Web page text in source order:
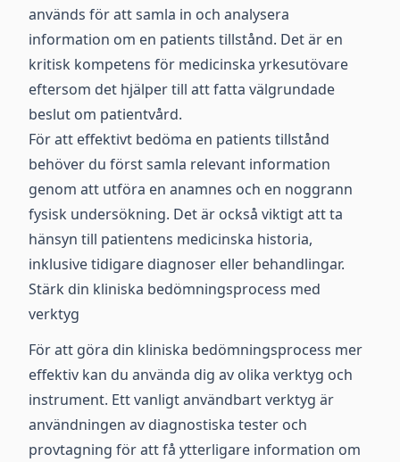
används för att samla in och analysera
information om en patients tillstånd. Det är en
kritisk kompetens för medicinska yrkesutövare
eftersom det hjälper till att fatta välgrundade
beslut om patientvård.
För att effektivt bedöma en patients tillstånd
behöver du först samla relevant information
genom att utföra en anamnes och en noggrann
fysisk undersökning. Det är också viktigt att ta
hänsyn till patientens medicinska historia,
inklusive tidigare diagnoser eller behandlingar.
Stärk din kliniska bedömningsprocess med
verktyg
För att göra din kliniska bedömningsprocess mer
effektiv kan du använda dig av olika verktyg och
instrument. Ett vanligt användbart verktyg är
användningen av diagnostiska tester och
provtagning för att få ytterligare information om